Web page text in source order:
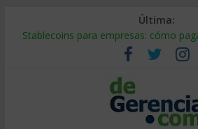
Última:
Stablecoins para empresas: cómo
Despido silencioso: qué es y por qué
IA en selección de personal: cómo
Trabajo forzoso en la cadena de
Mercado hispano de EE. UU.: cómo